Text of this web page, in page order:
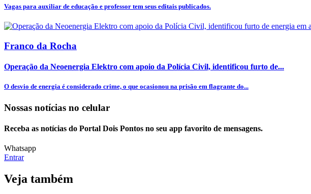
Vagas para auxiliar de educação e professor tem seus editais publicados.
Franco da Rocha
Operação da Neoenergia Elektro com apoio da Polícia Civil, identificou furto de...
O desvio de energia é considerado crime, o que ocasionou na prisão em flagrante do...
Nossas notícias no celular
Receba as notícias do Portal Dois Pontos no seu app favorito de mensagens.
Whatsapp
Entrar
Veja também